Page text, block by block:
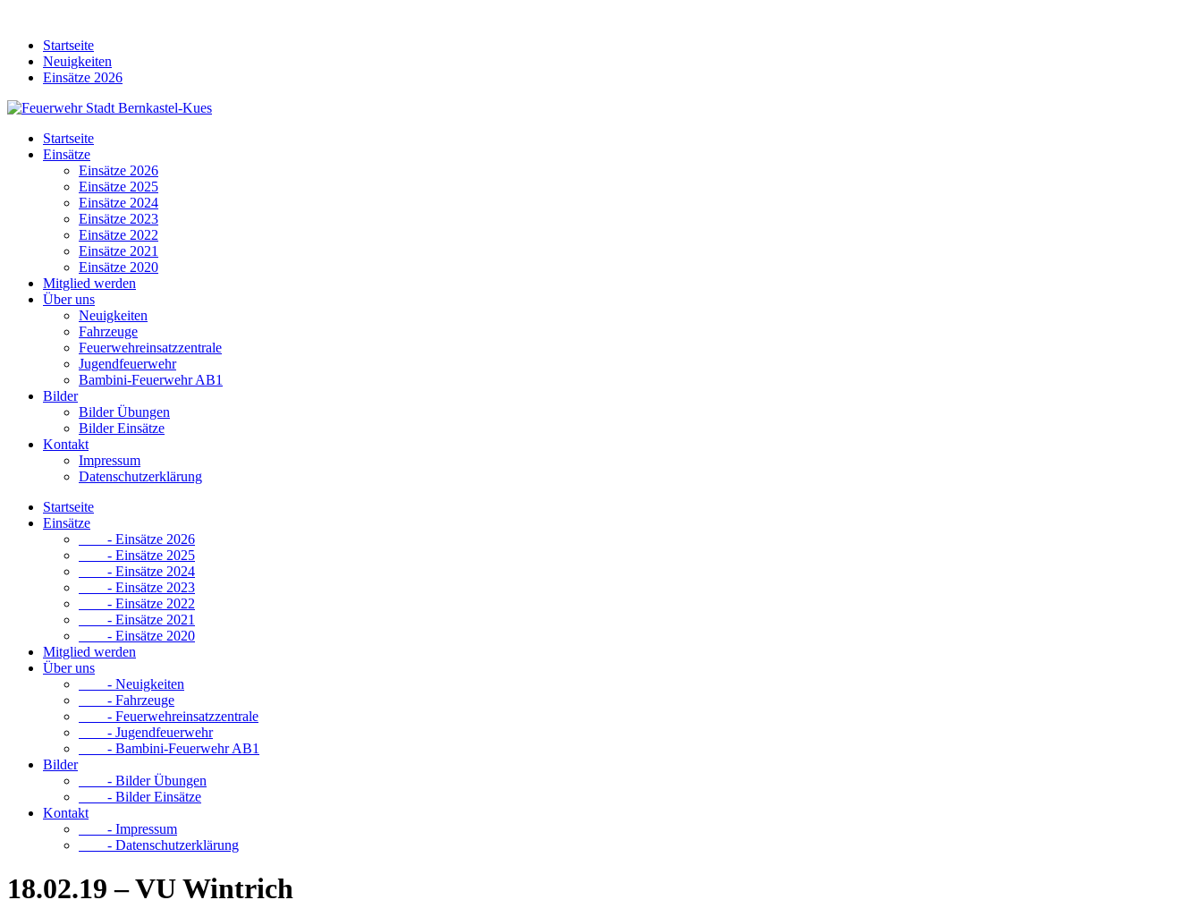
contentStartseite
Neuigkeiten
Einsätze 2026
Startseite
Einsätze
Einsätze 2026
Einsätze 2025
Einsätze 2024
Einsätze 2023
Einsätze 2022
Einsätze 2021
Einsätze 2020
Mitglied werden
Über uns
Neuigkeiten
Fahrzeuge
Feuerwehreinsatzzentrale
Jugendfeuerwehr
Bambini-Feuerwehr AB1
Bilder
Bilder Übungen
Bilder Einsätze
Kontakt
Impressum
Datenschutzerklärung
Startseite
Einsätze
- Einsätze 2026
- Einsätze 2025
- Einsätze 2024
- Einsätze 2023
- Einsätze 2022
- Einsätze 2021
- Einsätze 2020
Mitglied werden
Über uns
- Neuigkeiten
- Fahrzeuge
- Feuerwehreinsatzzentrale
- Jugendfeuerwehr
- Bambini-Feuerwehr AB1
Bilder
- Bilder Übungen
- Bilder Einsätze
Kontakt
- Impressum
- Datenschutzerklärung
18.02.19 – VU Wintrich